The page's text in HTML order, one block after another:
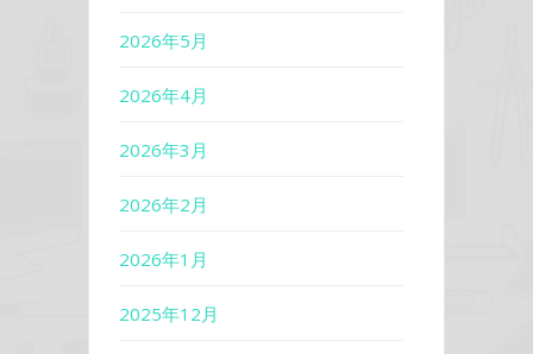
2026年5月
2026年4月
2026年3月
2026年2月
2026年1月
2025年12月